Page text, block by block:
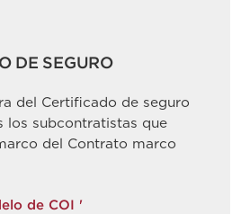
DE SEGURO
del Certificado de seguro
los subcontratistas que
del Contrato marco
de COI '